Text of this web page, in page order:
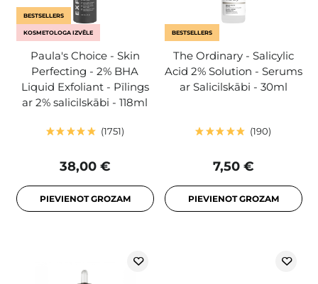
BESTSELLERS
KOSMETOLOGA IZVĒLE
Paula's Choice - Skin
Perfecting - 2% BHA
Liquid Exfoliant - Pīlings
ar 2% salicilskābi - 118ml
1751
38,00 €
PIEVIENOT GROZAM
BESTSELLERS
The Ordinary - Salicylic
Acid 2% Solution - Serums
ar Salicilskābi - 30ml
190
7,50 €
PIEVIENOT GROZAM